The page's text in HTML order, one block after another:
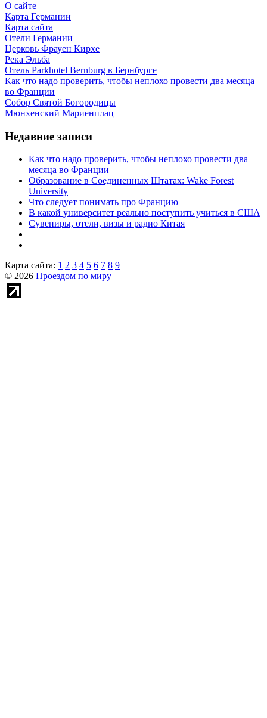
О сайте
Карта Германии
Карта сайта
Отели Германии
Церковь Фрауен Кирхе
Река Эльба
Отель Parkhotel Bernburg в Бернбурге
Как что надо проверить, чтобы неплохо провести два месяца
во Франции
Собор Святой Богородицы
Мюнхенский Мариенплац
Недавние записи
Как что надо проверить, чтобы неплохо провести два
месяца во Франции
Образование в Соединенных Штатах: Wake Forest
University
Что следует понимать про Францию
В какой университет реально поступить учиться в США
Сувениры, отели, визы и радио Китая
Карта сайта: 1 2 3 4 5 6 7 8 9
© 2026 Проездом по миру